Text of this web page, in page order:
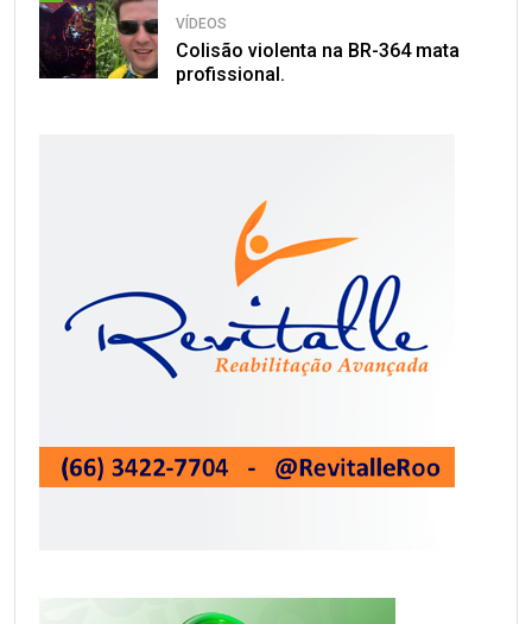
VÍDEOS
Colisão violenta na BR-364 mata
profissional.